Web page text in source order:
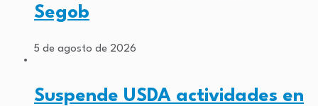
Segob
5 de agosto de 2026
Suspende USDA actividades en